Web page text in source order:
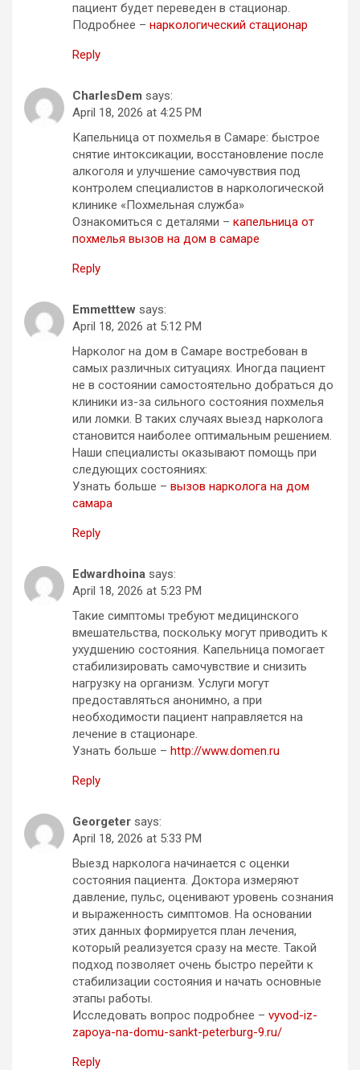
пациент будет переведен в стационар.
Подробнее – наркологический стационар
Reply
CharlesDem says:
April 18, 2026 at 4:25 PM
Капельница от похмелья в Самаре: быстрое
снятие интоксикации, восстановление после
алкоголя и улучшение самочувствия под
контролем специалистов в наркологической
клинике «Похмельная служба»
Ознакомиться с деталями – капельница от
похмелья вызов на дом в самаре
Reply
Emmetttew says:
April 18, 2026 at 5:12 PM
Нарколог на дом в Самаре востребован в
самых различных ситуациях. Иногда пациент
не в состоянии самостоятельно добраться до
клиники из-за сильного состояния похмелья
или ломки. В таких случаях выезд нарколога
становится наиболее оптимальным решением.
Наши специалисты оказывают помощь при
следующих состояниях:
Узнать больше – вызов нарколога на дом
самара
Reply
Edwardhoina says:
April 18, 2026 at 5:23 PM
Такие симптомы требуют медицинского
вмешательства, поскольку могут приводить к
ухудшению состояния. Капельница помогает
стабилизировать самочувствие и снизить
нагрузку на организм. Услуги могут
предоставляться анонимно, а при
необходимости пациент направляется на
лечение в стационаре.
Узнать больше – http://www.domen.ru
Reply
Georgeter says:
April 18, 2026 at 5:33 PM
Выезд нарколога начинается с оценки
состояния пациента. Доктора измеряют
давление, пульс, оценивают уровень сознания
и выраженность симптомов. На основании
этих данных формируется план лечения,
который реализуется сразу на месте. Такой
подход позволяет очень быстро перейти к
стабилизации состояния и начать основные
этапы работы.
Исследовать вопрос подробнее – vyvod-iz-
zapoya-na-domu-sankt-peterburg-9.ru/
Reply